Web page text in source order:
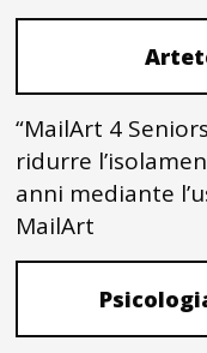
“MailArt 4
ridurre
anni mediante
MailArt